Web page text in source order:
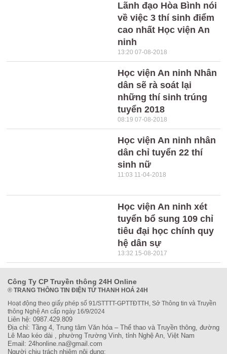
Lãnh đạo Hòa Bình nói
về việc 3 thí sinh điểm
cao nhất Học viện An
ninh
13:20 07-08-2018
Học viện An ninh Nhân
dân sẽ rà soát lại
những thí sinh trúng
tuyển 2018
08:19 07-08-2018
Học viện An ninh nhân
dân chỉ tuyển 22 thí
sinh nữ
11:03 11-04-2018
Học viện An ninh xét
tuyển bổ sung 109 chỉ
tiêu đại học chính quy
hệ dân sự
13:32 15-08-2017
Công Ty CP Truyền thông 24H Online
® TRANG THÔNG TIN ĐIỆN TỬ THANH HOÁ 24H
Hoạt động theo giấy phép số 91/STTTT-GPTTĐTTH, Sở Thông tin và Truyền
thông Nghệ An cấp ngày 16/9/2024
Liên hệ: 0987.429.809
Địa chỉ: Tầng 4, Trung tâm Văn hóa – Thể thao và Truyền thông, đường
Lê Mao kéo dài , phường Trường Vinh, tỉnh Nghệ An, Việt Nam
Email: 24honline.na@gmail.com
Người chịu trách nhiệm nội dung: